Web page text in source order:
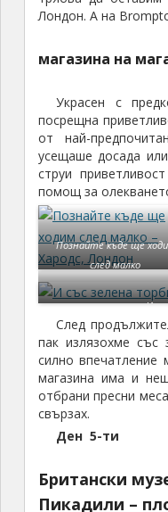
Лондон. А на
магазина на
Украсен с
посрещна
от най-
усещаше досада
струи
помощ за
Познайте къде ще
след малко
И
След
пак излязохме със
силно впечатление
магазина има и
отбрани пресни
свързах.
Ден 5-ти
Британски
Пикадили –